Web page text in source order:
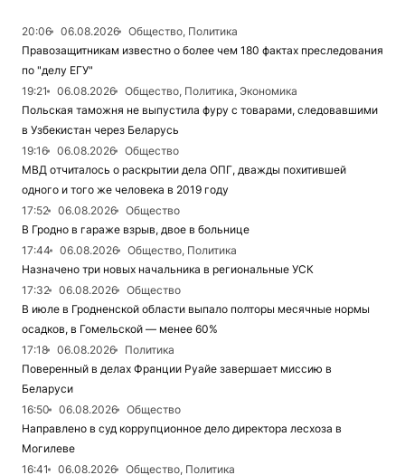
20:06 06.08.2026
Общество, Политика
Правозащитникам известно о более чем 180 фактах преследования
по "делу ЕГУ"
19:21
06.08.2026
Общество, Политика, Экономика
Польская таможня не выпустила фуру с товарами, следовавшими
в Узбекистан через Беларусь
19:16
06.08.2026
Общество
МВД отчиталось о раскрытии дела ОПГ, дважды похитившей
одного и того же человека в 2019 году
17:52
06.08.2026
Общество
В Гродно в гараже взрыв, двое в больнице
17:44
06.08.2026
Общество, Политика
Назначено три новых начальника в региональные УСК
17:32
06.08.2026
Общество
В июле в Гродненской области выпало полторы месячные нормы
осадков, в Гомельской — менее 60%
17:18
06.08.2026
Политика
Поверенный в делах Франции Руайе завершает миссию в
Беларуси
16:50
06.08.2026
Общество
Направлено в суд коррупционное дело директора лесхоза в
Могилеве
16:41
06.08.2026
Общество, Политика